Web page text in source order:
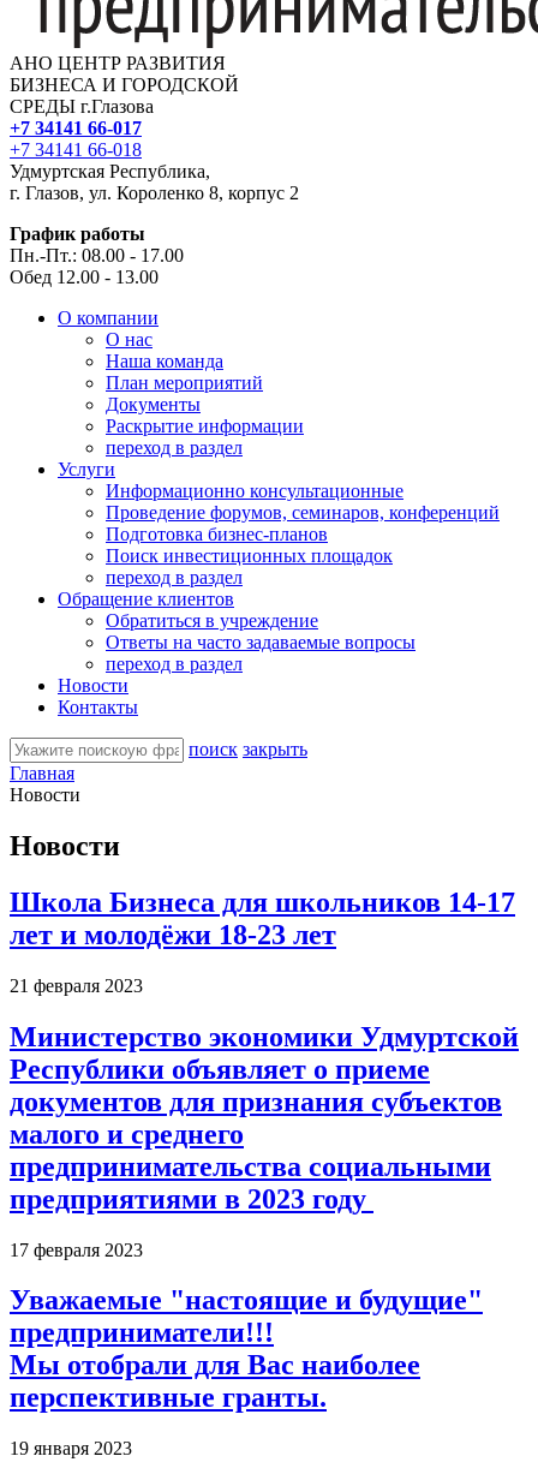
АНО ЦЕНТР РАЗВИТИЯ
БИЗНЕСА И ГОРОДСКОЙ
СРЕДЫ г.Глазова
+7 34141 66-017
+7 34141 66-018
Удмуртская Республика,
г. Глазов, ул. Короленко 8, корпус 2
График работы
Пн.-Пт.: 08.00 - 17.00
Обед 12.00 - 13.00
О компании
О нас
Наша команда
План мероприятий
Документы
Раскрытие информации
переход в раздел
Услуги
Информационно консультационные
Проведение форумов, семинаров, конференций
Подготовка бизнес-планов
Поиск инвестиционных площадок
переход в раздел
Обращение клиентов
Обратиться в учреждение
Ответы на часто задаваемые вопросы
переход в раздел
Новости
Контакты
поиск закрыть
Главная
Новости
Новости
Школа Бизнеса для школьников 14-17
лет и молодёжи 18-23 лет
21 февраля 2023
Министерство экономики Удмуртской
Республики объявляет о приеме
документов для признания субъектов
малого и среднего
предпринимательства социальными
предприятиями в 2023 году
17 февраля 2023
Уважаемые "настоящие и будущие"
предприниматели!!!
Мы отобрали для Вас наиболее
перспективные гранты.
19 января 2023